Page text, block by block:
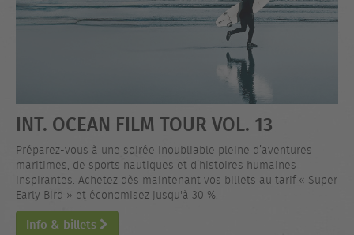
INT. OCEAN FILM TOUR VOL. 13
Préparez-vous à une soirée inoubliable pleine d’aventures
maritimes, de sports nautiques et d’histoires humaines
inspirantes. Achetez dès maintenant vos billets au tarif « Super
Early Bird » et économisez jusqu'à 30 %.
Info & billets